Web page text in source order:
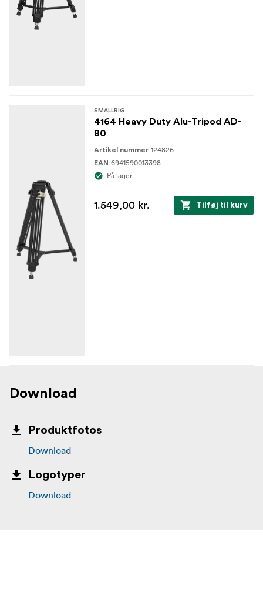
SMALLRIG
4164 Heavy Duty Alu-Tripod AD-
80
Artikel nummer 124826
EAN 6941590013398
På lager
1.549,00 kr. Tilføj til kurv
Download
Produktfotos
Download
Logotyper
Download